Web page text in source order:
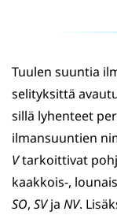
Tuulen suuntia
selityksittä
sillä lyhenteet
ilmansuuntien
Vtarkoittivat
kaakkois-,
SO, SVja NV.